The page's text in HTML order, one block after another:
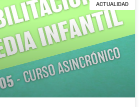
ACTUALIDAD